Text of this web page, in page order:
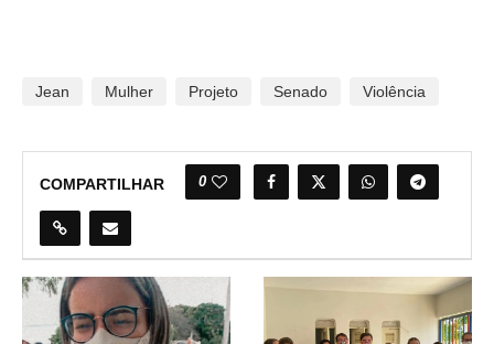
Jean Mulher Projeto Senado Violência
COMPARTILHAR 0